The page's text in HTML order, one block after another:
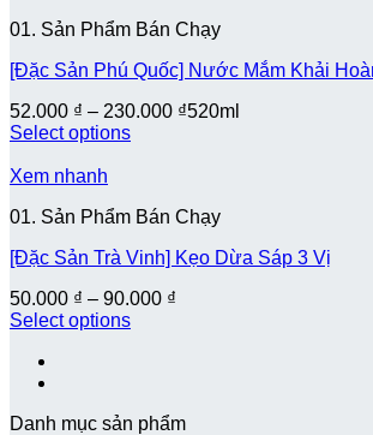
01. Sản Phẩm Bán Chạy
[Đặc Sản Phú Quốc] Nước Mắm Khải
52.000 ₫ – 230.000 ₫520ml
Select options
Xem nhanh
01. Sản Phẩm Bán Chạy
[Đặc Sản Trà Vinh] Kẹo Dừa Sáp 3 Vị
50.000 ₫ – 90.000 ₫
Select options
Danh mục sản phẩm